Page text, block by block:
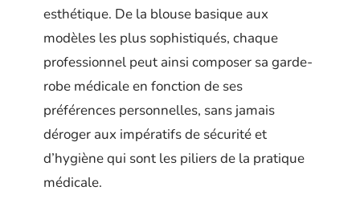
esthétique. De la blouse basique aux
modèles les plus sophistiqués, chaque
professionnel peut ainsi composer sa garde-
robe médicale en fonction de ses
préférences personnelles, sans jamais
déroger aux impératifs de sécurité et
d’hygiène qui sont les piliers de la pratique
médicale.